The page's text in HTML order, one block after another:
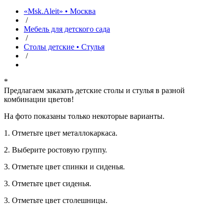
«Msk.Aleit» • Москва
/
Мебель для детского сада
/
Столы детские • Стулья
/
*
Предлагаем заказать детские столы и стулья в разной
комбинации цветов!
На фото показаны только некоторые варианты.
1. Отметьте цвет металлокаркаса.
2. Выберите ростовую группу.
3. Отметьте цвет спинки и сиденья.
3. Отметьте цвет сиденья.
3. Отметьте цвет столешницы.